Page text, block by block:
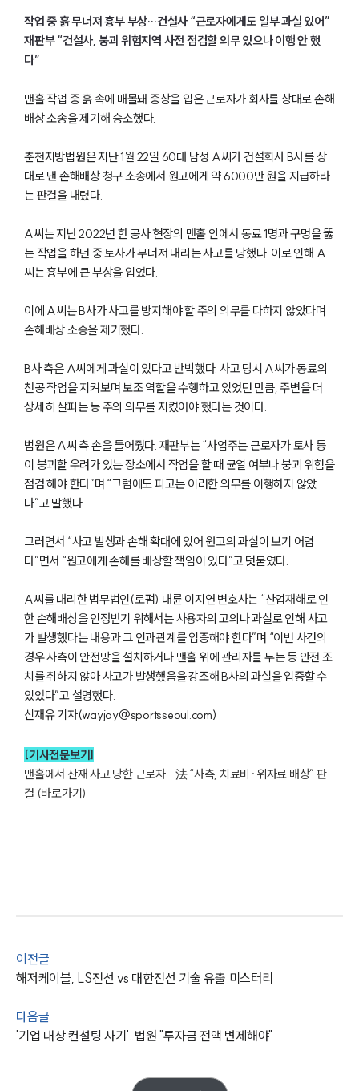
통합검색
AI대륜
업무사례
사례분석/최신동향
작업 중 흙 무너져 흉부 부상…건설사 “근로자에게도 일부 과실 있어”
재판부 “건설사, 붕괴 위험지역 사전 점검할 의무 있으나 이행 안 했
다”
맨홀 작업 중 흙 속에 매몰돼 중상을 입은 근로자가 회사를 상대로 손해
배상 소송을 제기해 승소했다.
춘천지방법원은 지난 1월 22일 60대 남성 A씨가 건설회사 B사를 상
대로 낸 손해배상 청구 소송에서 원고에게 약 6000만 원을 지급하라
는 판결을 내렸다.
A씨는 지난 2022년 한 공사 현장의 맨홀 안에서 동료 1명과 구멍을 뚫
는 작업을 하던 중 토사가 무너져 내리는 사고를 당했다. 이로 인해 A
씨는 흉부에 큰 부상을 입었다.
이에 A씨는 B사가 사고를 방지해야 할 주의 의무를 다하지 않았다며
손해배상 소송을 제기했다.
B사 측은 A씨에게 과실이 있다고 반박했다. 사고 당시 A씨가 동료의
천공 작업을 지켜보며 보조 역할을 수행하고 있었던 만큼, 주변을 더
상세히 살피는 등 주의 의무를 지켰어야 했다는 것이다.
법원은 A씨 측 손을 들어줬다. 재판부는 “사업주는 근로자가 토사 등
이 붕괴할 우려가 있는 장소에서 작업을 할 때 균열 여부나 붕괴 위험을
점검 해야 한다”며 “그럼에도 피고는 이러한 의무를 이행하지 않았
다”고 말했다.
그러면서 “사고 발생과 손해 확대에 있어 원고의 과실이 보기 어렵
다”면서 “원고에게 손해를 배상할 책임이 있다”고 덧붙였다.
A씨를 대리한 법무법인(로펌) 대륜 이지연 변호사는 “산업재해로 인
한 손해배상을 인정받기 위해서는 사용자의 고의나 과실로 인해 사고
가 발생했다는 내용과 그 인과관계를 입증해야 한다”며 “이번 사건의
경우 사측이 안전망을 설치하거나 맨홀 위에 관리자를 두는 등 안전 조
치를 취하지 않아 사고가 발생했음을 강조해 B사의 과실을 입증할 수
있었다”고 설명했다.
신재유 기자(wayjay@sportsseoul.com)
[기사전문보기]
맨홀에서 산재 사고 당한 근로자…法 “사측, 치료비·위자료 배상” 판
결 (바로가기)
이전글
해저케이블, LS전선 vs 대한전선 기술 유출 미스터리
다음글
'기업 대상 컨설팅 사기'..법원 "투자금 전액 변제해야"